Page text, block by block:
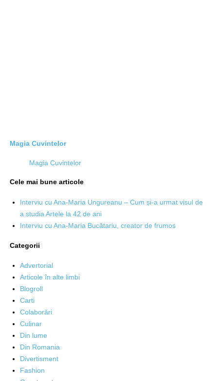
Magia Cuvintelor
Magia Cuvintelor
Cele mai bune articole
Interviu cu Ana-Maria Ungureanu – Cum și-a urmat visul de
a studia Artele la 42 de ani
Interviu cu Ana-Maria Bucătariu, creator de frumos
Categorii
Advertorial
Articole în alte limbi
Blogroll
Carti
Colaborări
Culinar
Din lume
Din Romania
Divertisment
Fashion